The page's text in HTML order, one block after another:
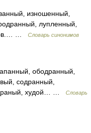
изношенный,
лупленный,
…
Словарь синонимов
ободранный,
содранный,
драный, худой… …
Словарь